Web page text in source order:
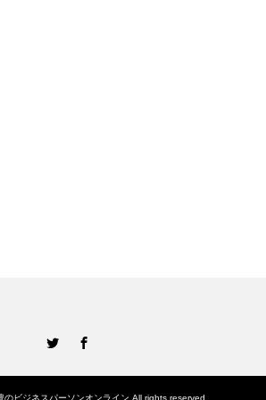
のビジネスパーソンオンライン All rights reserved.